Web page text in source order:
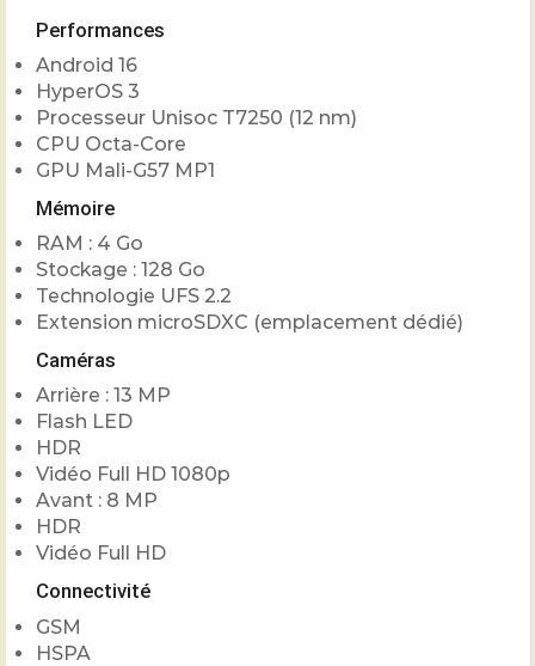
Performances
Android 16
HyperOS 3
Processeur Unisoc T7250 (12 nm)
CPU Octa-Core
GPU Mali-G57 MP1
Mémoire
RAM : 4 Go
Stockage : 128 Go
Technologie UFS 2.2
Extension microSDXC (emplacement dédié)
Caméras
Arrière : 13 MP
Flash LED
HDR
Vidéo Full HD 1080p
Avant : 8 MP
HDR
Vidéo Full HD
Connectivité
GSM
HSPA